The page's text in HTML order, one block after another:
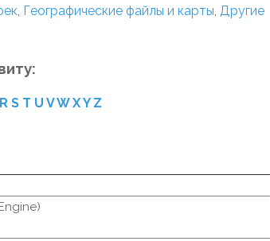
, Географические файлы и карты, Другие
R S T U VW XY Z